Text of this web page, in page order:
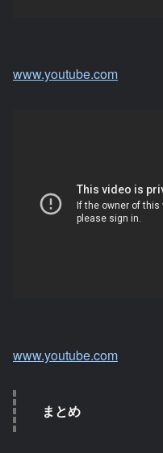
www.youtube.com
www.youtube.com
まとめ